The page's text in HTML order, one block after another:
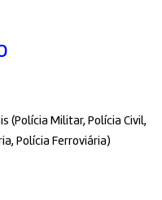
(Polícia Militar, Polícia Civil,
Polícia Ferroviária)